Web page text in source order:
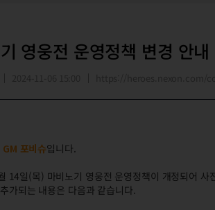
영웅전 운영정책 변경 안내
GM 포비슈입니다.
14일(목) 마비노기 영웅전 운영정책이 개정되어 사
가되는 내용은 다음과 같습니다.